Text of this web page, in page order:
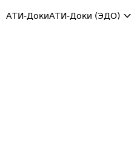
АТИ-ДокиАТИ-Доки (ЭДО)